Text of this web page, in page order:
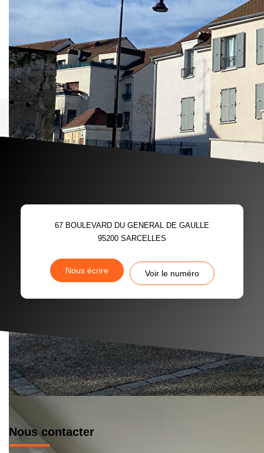
Située dans une résidence de 2020, dans le coeur du
village, ce fonctionnel et lumineux F1 offre une cuisine
ouverte, un coin couchage, et une grande SDE avec WC.
Parking sécurisé en sous sol.
Nos honoraires Nous contacter
Imprimer
Partager Calculer mon budget
67 BOULEVARD DU GENERAL DE GAULLE
95200 SARCELLES
Nous écrire Voir le numéro
Nous contacter